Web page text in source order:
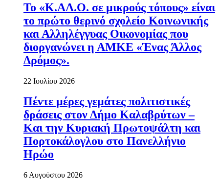
Το «Κ.ΑΛ.Ο. σε μικρούς τόπους» είναι
το πρώτο θερινό σχολείο Κοινωνικής
και Αλληλέγγυας Οικονομίας που
διοργανώνει η ΑΜΚΕ «Ένας Άλλος
Δρόμος».
22 Ιουλίου 2026
Πέντε μέρες γεμάτες πολιτιστικές
δράσεις στον Δήμο Καλαβρύτων –
Και την Κυριακή Πρωτοψάλτη και
Πορτοκάλογλου στο Πανελλήνιο
Ηρώο
6 Αυγούστου 2026